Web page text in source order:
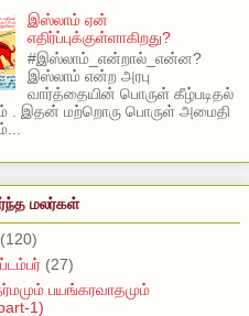
இஸ்லாம் ஏன்
எதிர்ப்புக்குள்ளாகிறது?
#இஸ்லாம்_என்றால்_என்ன?
இஸ்லாம் என்ற அரபு
வார்த்தையின் பொருள் கீழ்படிதல்
. இதன் மற்றொரு பொருள் அமைதி
மலர்கள்
(120)
(27)
பயங்கரவாதமும்
1)